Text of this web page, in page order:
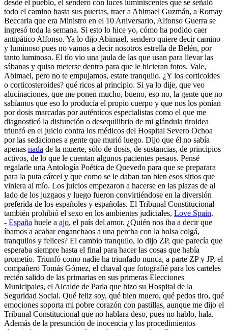
desde el pueblo, el sendero con luces luminiscentes que se señaló
todo el camino hasta sus puertas, traer a Abimael Guzmán, a Romay
Beccaria que era Ministro en el 10 Aniversario, Alfonso Guerra se
ingresó toda la semana. Si esto lo hice yo, cómo ha podido caer
antipático Alfonso. Ya lo dijo Abimael, sendero quiere decir camino
y luminoso pues no vamos a decir nosotros estrella de Belén, por
tanto luminoso. El tío vio una jaula de las que usan para llevar las
sábanas y quiso meterse dentro para que le hicieran fotos. Vale,
Abimael, pero no te empujamos, estate tranquilo. ¿Y los corticoides
o corticosteroides? qué ricos al principio. Si ya lo dije, que veo
alucinaciones, que me ponen mucho, bueno, eso no, la gente que no
sabíamos que eso lo producía el propio cuerpo y que nos los ponían
por dosis marcadas por auténticos especialistas como el que me
diagnosticó la disfunción o desequilibrio de mi glándula tiroidea
triunfó en el juicio contra los médicos del Hospital Severo Ochoa
por las sedaciones a gente que murió luego. Dijo que él no sabía
apenas nada de la muerte, sólo de dosis, de sustancias, de principios
activos, de lo que le cuentan algunos pacientes pesaos. Pensé
regalarle una Antología Poética de Quevedo para que se preparara
para la puta cárcel y que como se le daban tan bien esos sitios que
viniera al mío. Los juicios empezaron a hacerse en las plazas de al
lado de los juzgaos y luego fueron convirtiéndose en la diversión
preferida de los españoles y españolas. El Tribunal Constitucional
también prohibió el sexo en los ambientes judiciales, Love Spain.
- España huele a ajo, el país del amor. ¿Quién nos iba a decir que
íbamos a acabar enganchaos a una percha con la bolsa colgá,
tranquilos y felices? El cambio tranquilo, lo dijo ZP, que parecía que
esperaba siempre hasta el final para hacer las cosas que había
prometío. Triunfó como nadie ha triunfado nunca, a parte ZP y JP, el
compañero Tomás Gómez, el chaval que fotografié para los carteles
recién salido de las primarias en sus primeras Elecciones
Municipales, el Alcalde de Parla que hizo su Hospital de la
Seguridad Social. Qué feliz soy, qué bien muero, qué pedos tiro, qué
emociones soporta mi pobre corazón con pastillas, aunque me dijo el
Tribunal Constitucional que no hablara deso, pues no hablo, hala.
Además de la presunción de inocencia y los procedimientos